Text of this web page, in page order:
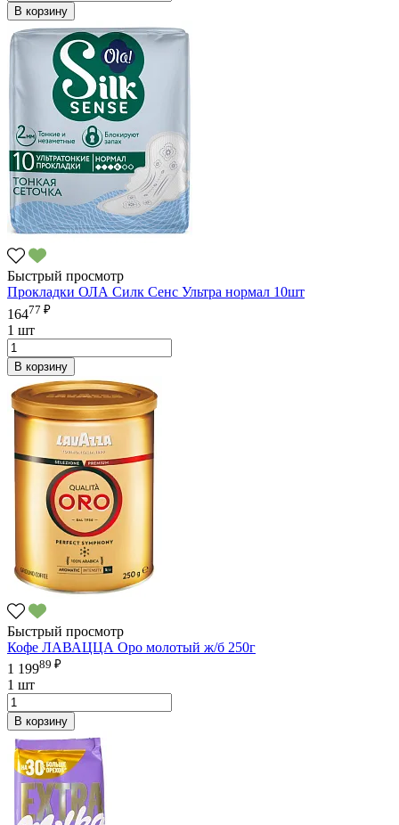
В корзину
Быстрый просмотр
Прокладки ОЛА Силк Сенс Ультра нормал 10шт
16477 ₽
1 шт
В корзину
Быстрый просмотр
Кофе ЛАВАЦЦА Оро молотый ж/б 250г
1 19989 ₽
1 шт
В корзину